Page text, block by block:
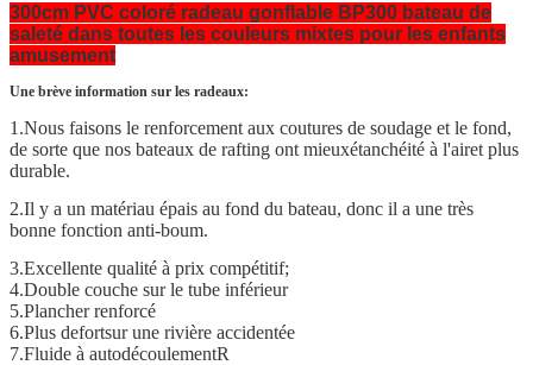
300cm PVC coloré radeau gonflable BP300 bateau de
saleté dans toutes les couleurs mixtes pour les enfants
amusement
Une brève information sur les radeaux:
1.Nous faisons le renforcement aux coutures de soudage et le fond,
de sorte que nos bateaux de rafting ont mieuxétanchéité à l'airet plus
durable.
2.Il y a un matériau épais au fond du bateau, donc il a une très
bonne fonction anti-boum.
3.Excellente qualité à prix compétitif;
4.Double couche sur le tube inférieur
5.Plancher renforcé
6.Plus defortsur une rivière accidentée
7.Fluide à autodécoulementR